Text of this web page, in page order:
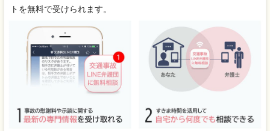
トを無料で受けられます。